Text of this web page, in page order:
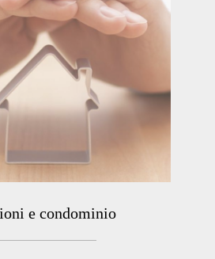
e condominio